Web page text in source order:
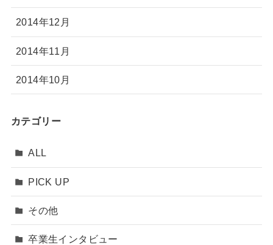
2014年12月
2014年11月
2014年10月
カテゴリー
ALL
PICK UP
その他
卒業生インタビュー